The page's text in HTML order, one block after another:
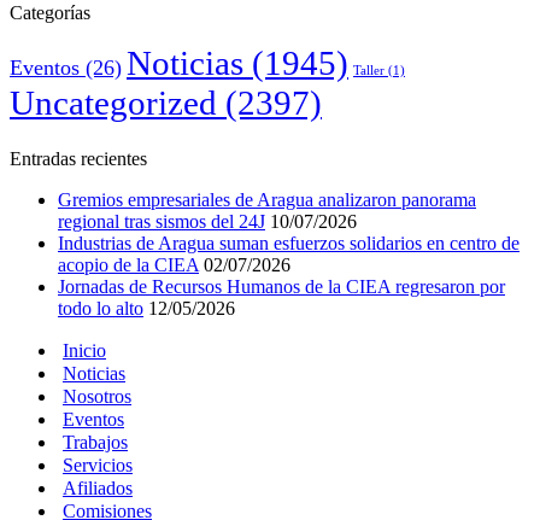
Categorías
Eventos (26) Noticias (1945) Taller (1)
Uncategorized (2397)
Entradas recientes
Gremios empresariales de Aragua analizaron panorama
regional tras sismos del 24J 10/07/2026
Industrias de Aragua suman esfuerzos solidarios en centro de
acopio de la CIEA 02/07/2026
Jornadas de Recursos Humanos de la CIEA regresaron por
todo lo alto 12/05/2026
Inicio
Noticias
Nosotros
Eventos
Trabajos
Servicios
Afiliados
Comisiones